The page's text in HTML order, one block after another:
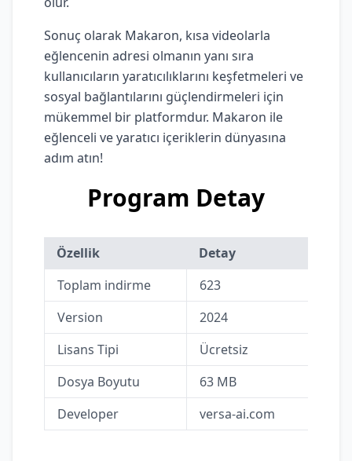
Sonuç olarak Makaron, kısa videolarla
eğlencenin adresi olmanın yanı sıra
kullanıcıların yaratıcılıklarını keşfetmeleri ve
sosyal bağlantılarını güçlendirmeleri için
mükemmel bir platformdur. Makaron ile
eğlenceli ve yaratıcı içeriklerin dünyasına
adım atın!
Program Detay
Özellik
Detay
Toplam indirme
623
Version
2024
Lisans Tipi
Ücretsiz
Dosya Boyutu
63 MB
Developer
versa-ai.com